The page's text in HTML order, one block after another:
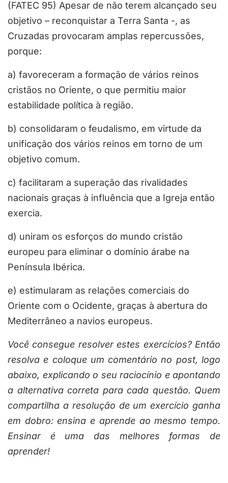
(FATEC 95) Apesar de não terem alcançado seu
objetivo – reconquistar a Terra Santa -, as
Cruzadas provocaram amplas repercussões,
porque:
a) favoreceram a formação de vários reinos
cristãos no Oriente, o que permitiu maior
estabilidade política à região.
b) consolidaram o feudalismo, em virtude da
unificação dos vários reinos em torno de um
objetivo comum.
c) facilitaram a superação das rivalidades
nacionais graças à influência que a Igreja então
exercia.
d) uniram os esforços do mundo cristão
europeu para eliminar o domínio árabe na
Península Ibérica.
e) estimularam as relações comerciais do
Oriente com o Ocidente, graças à abertura do
Mediterrâneo a navios europeus.
Você consegue resolver estes exercícios? Então
resolva e coloque um comentário no post, logo
abaixo, explicando o seu raciocínio e apontando
a alternativa correta para cada questão. Quem
compartilha a resolução de um exercício ganha
em dobro: ensina e aprende ao mesmo tempo.
Ensinar é uma das melhores formas de
aprender!